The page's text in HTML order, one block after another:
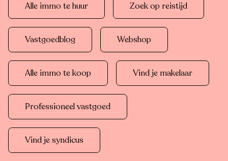
Alle immo te huur Zoek op reistijd
Vastgoedblog Webshop
Alle immo te koop Vind je makelaar
Professioneel vastgoed
Vind je syndicus